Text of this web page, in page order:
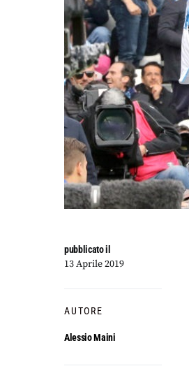
pubblicato il
13 Aprile 2019
AUTORE
Alessio Maini